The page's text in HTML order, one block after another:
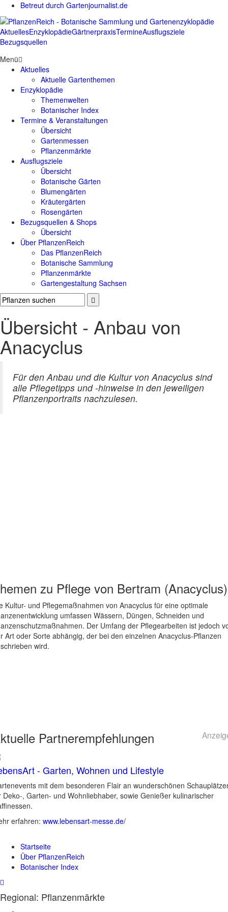
Betreut durch Gartenjournalist.de
AktuellesEnzyklopädieGärtnerpraxisTermineAusflugsziele
Bezugsquellen
Menü
Aktuelles
Aktuelle Gartenthemen
Enzyklopädie
Themenwelten
Botanischer Index
Termine & Veranstaltungen
Übersicht
Gartenmessen
Pflanzenmärkte
Ausflugsziele
Übersicht
Botanische Gärten
Blumengärten
Kräutergärten
Rosengärten
Bezugsquellen & Shops
Übersicht
Über PflanzenReich
Das PflanzenReich
Botanische Sammlung
Pflanzenmärkte
Gartengestaltung Sachsen
Übersicht - Anbau von
Anacyclus
Für den Anbau und die Kultur von Anacyclus sind
alle Pflegetipps und -hinweise in den jeweiligen
Pflanzenportraits nachzulesen.
zu Pflege von Bertram (Anacyclus)
Kultur- und Pflegemaßnahmen von Anacyclus für eine optimale
umfassen Wässern, Düngen, Schneiden und
Der Umfang der Pflegearbeiten ist jedoch
Art oder Sorte abhängig, der bei den einzelnen Anacyclus-Pflanzen
wird.
Partnerempfehlungen
- Garten, Wohnen und Lifestyle
mit dem besonderen Flair an wunderschönen
Deko-, Garten- und Wohnliebhaber, sowie Genießer kulinarischer
erfahren: www.lebensart-messe.de/
Startseite
Über PflanzenReich
Botanischer Index
Regional: Pflanzenmärkte